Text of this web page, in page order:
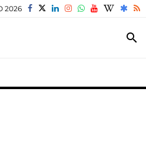
2026
search